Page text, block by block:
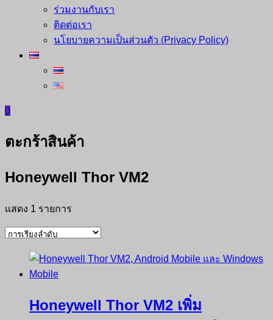
ร่วมงานกับเรา
ติดต่อเรา
นโยบายความเป็นส่วนตัว (Privacy Policy)
0
ตะกร้าสินค้า
Honeywell Thor VM2
แสดง 1 รายการ
Honeywell Thor VM2 เพิ่ม